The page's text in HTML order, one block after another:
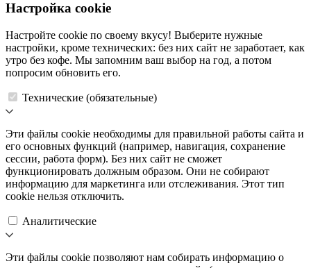
Настройка cookie
Настройте cookie по своему вкусу! Выберите нужные
настройки, кроме технических: без них сайт не заработает, как
утро без кофе. Мы запомним ваш выбор на год, а потом
попросим обновить его.
Технические (обязательные)
Эти файлы cookie необходимы для правильной работы сайта и
его основных функций (например, навигация, сохранение
сессии, работа форм). Без них сайт не сможет
функционировать должным образом. Они не собирают
информацию для маркетинга или отслеживания. Этот тип
cookie нельзя отключить.
Аналитические
Эти файлы cookie позволяют нам собирать информацию о